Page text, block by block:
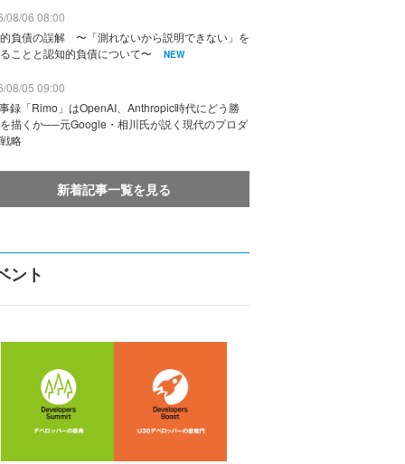
08/06 08:00
負債の誤解 〜「測れないから説明できない」を
ことと認知的負債について〜
NEW
08/05 09:00
録「Rimo」はOpenAI、Anthropic時代にどう勝
描くか──元Google・相川氏が説く現代のプロダ
略
新着記事一覧を見る
ント